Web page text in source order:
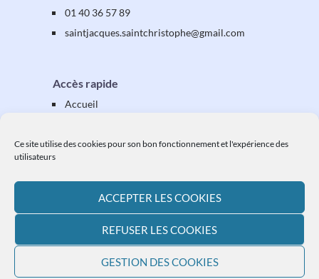
Ce site utilise des cookies pour son bon fonctionnement et l'expérience des
utilisateurs
ACCEPTER LES COOKIES
REFUSER LES COOKIES
GESTION DES COOKIES
01 40 36 57 89
saintjacques.saintchristophe@gmail.com
Accès rapide
Accueil
Équipes & activités
Vos démarches
Ressources
L'actualité paroissiale
Plan du site